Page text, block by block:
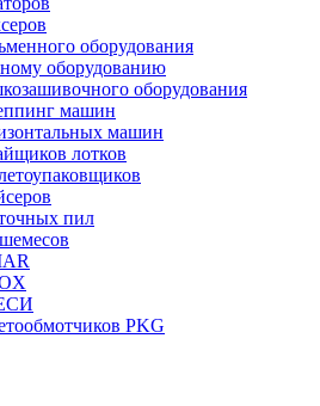
оборудования
оборудованию
оборудования
машин
машин
лотков
пил
PKG